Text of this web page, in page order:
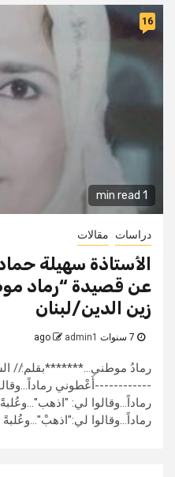
1 min read
16
دراسات مقالات
الأستاذة سهيلة
عن قصيدة “رماد
زين الدين/لبنان
admin1
رمادُ موطني...*******بقلم://
------------أَعْطوني
رماداً...وقالوا لي:
رماداً...وقالوا